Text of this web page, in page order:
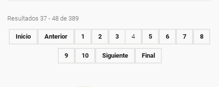
Resultados 37 - 48 de 389
Inicio Anterior 1 2 3 4 5 6 7 8
9 10 Siguiente Final